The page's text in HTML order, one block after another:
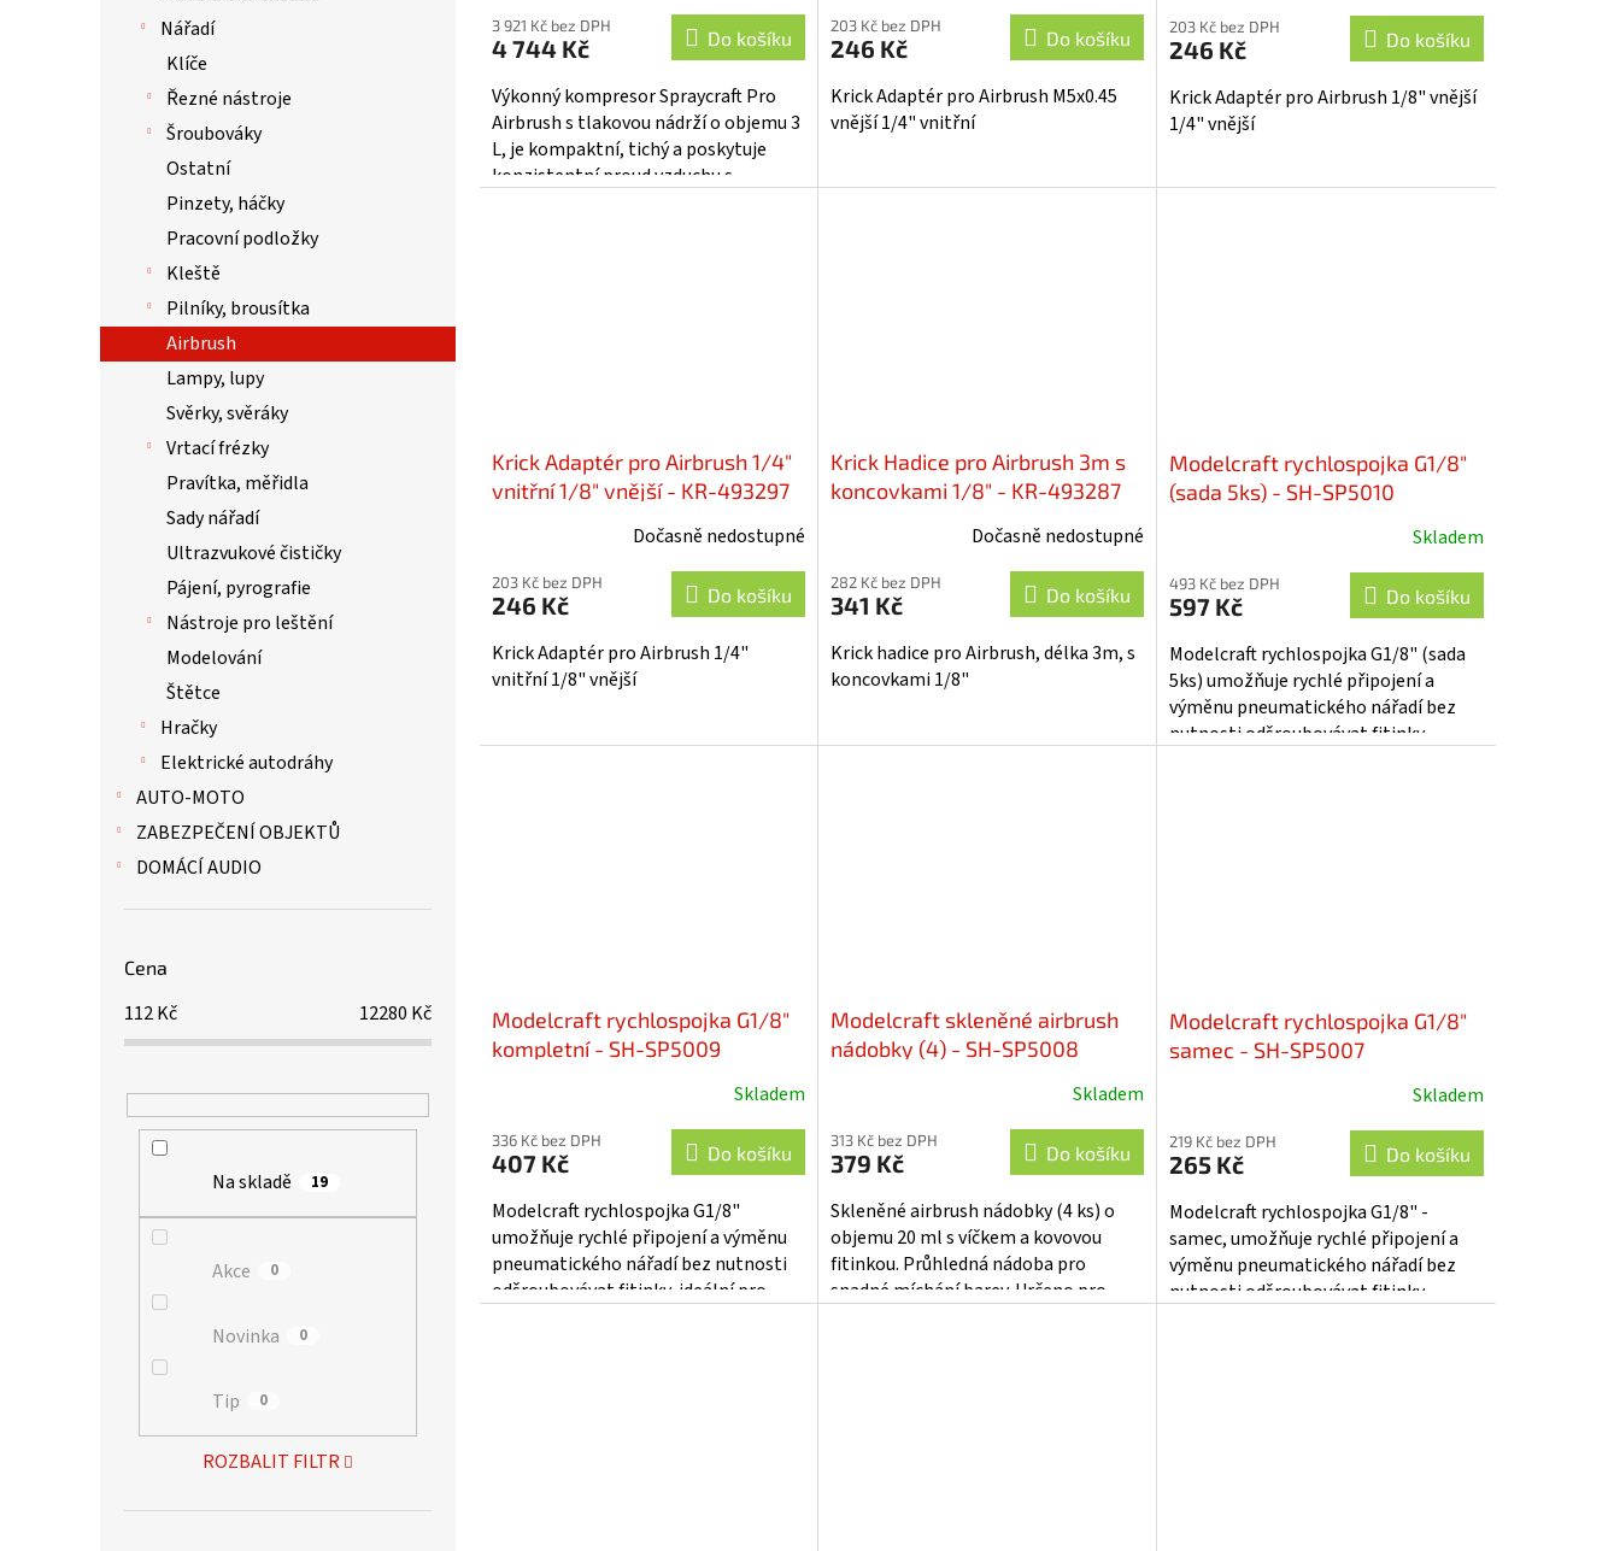
Nářadí
Klíče
Řezné nástroje
Šroubováky
Ostatní
Pinzety, háčky
Pracovní podložky
Kleště
Pilníky, brousítka
Airbrush
Lampy, lupy
Svěrky, svěráky
Vrtací frézky
Pravítka, měřidla
Sady nářadí
Ultrazvukové čističky
Pájení, pyrografie
Nástroje pro leštění
Modelování
Štětce
Hračky
Elektrické autodráhy
AUTO-MOTO
ZABEZPEČENÍ OBJEKTŮ
DOMÁCÍ AUDIO
Cena
112Kč 12280 Kč
Na skladě 19
Akce 0
Novinka 0
Tip 0
ROZBALIT FILTR
3 921 Kč bez DPH
4 744 Kč Do košíku
Výkonný kompresor Spraycraft Pro
Airbrush s tlakovou nádrží o objemu 3
L, je kompaktní, tichý a poskytuje
konzistentní proud vzduchu s
203 Kč bez DPH
246 Kč Do košíku
Krick Adaptér pro Airbrush M5x0.45
vnější 1/4" vnitřní
203 Kč bez DPH
246 Kč Do košíku
Krick Adaptér pro Airbrush 1/8" vnější
1/4" vnější
Krick Adaptér pro Airbrush 1/4"
vnitřní 1/8" vnější - KR-493297
Dočasně nedostupné
203 Kč bez DPH
246 Kč Do košíku
Krick Adaptér pro Airbrush 1/4"
vnitřní 1/8" vnější
Krick Hadice pro Airbrush 3m s
koncovkami 1/8" - KR-493287
Dočasně nedostupné
282 Kč bez DPH
341 Kč Do košíku
Krick hadice pro Airbrush, délka 3m, s
koncovkami 1/8"
Modelcraft rychlospojka G1/8"
(sada 5ks) - SH-SP5010
Skladem
493 Kč bez DPH
597 Kč Do košíku
Modelcraft rychlospojka G1/8" (sada
5ks) umožňuje rychlé připojení a
výměnu pneumatického nářadí bez
nutnosti odšroubovávat fitinky,
Modelcraft rychlospojka G1/8"
kompletní - SH-SP5009
Skladem
336 Kč bez DPH
407 Kč Do košíku
Modelcraft rychlospojka G1/8"
umožňuje rychlé připojení a výměnu
pneumatického nářadí bez nutnosti
odšroubovávat fitinky, ideální pro
Modelcraft skleněné airbrush
nádobky (4) - SH-SP5008
Skladem
313 Kč bez DPH
379 Kč Do košíku
Skleněné airbrush nádobky (4 ks) o
objemu 20 ml s víčkem a kovovou
fitinkou. Průhledná nádoba pro
snadné míchání barev. Určeno pro
Modelcraft rychlospojka G1/8"
samec - SH-SP5007
Skladem
219 Kč bez DPH
265 Kč Do košíku
Modelcraft rychlospojka G1/8" -
samec, umožňuje rychlé připojení a
výměnu pneumatického nářadí bez
nutnosti odšroubovávat fitinky,